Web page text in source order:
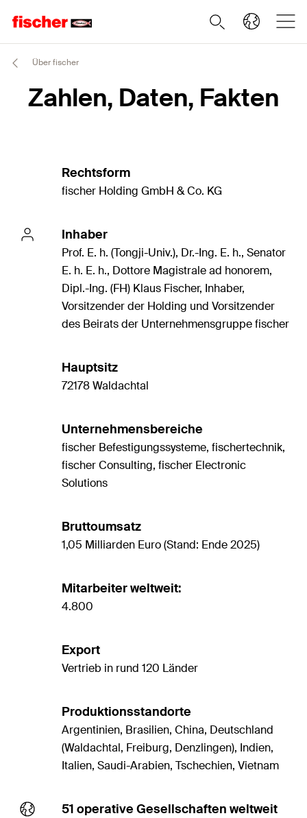
Über fischer
Zahlen, Daten, Fakten
Rechtsform
fischer Holding GmbH & Co. KG
Inhaber
Prof. E. h. (Tongji-Univ.), Dr.-Ing. E. h., Senator
E. h. E. h., Dottore Magistrale ad honorem,
Dipl.-Ing. (FH) Klaus Fischer, Inhaber,
Vorsitzender der Holding und Vorsitzender
des Beirats der Unternehmensgruppe fischer
Hauptsitz
72178 Waldachtal
Unternehmensbereiche
fischer Befestigungssysteme, fischertechnik,
fischer Consulting, fischer Electronic
Solutions
Bruttoumsatz
1,05 Milliarden Euro (Stand: Ende 2025)
Mitarbeiter weltweit:
4.800
Export
Vertrieb in rund 120 Länder
Produktionsstandorte
Argentinien, Brasilien, China, Deutschland
(Waldachtal, Freiburg, Denzlingen), Indien,
Italien, Saudi-Arabien, Tschechien, Vietnam
51 operative Gesellschaften weltweit